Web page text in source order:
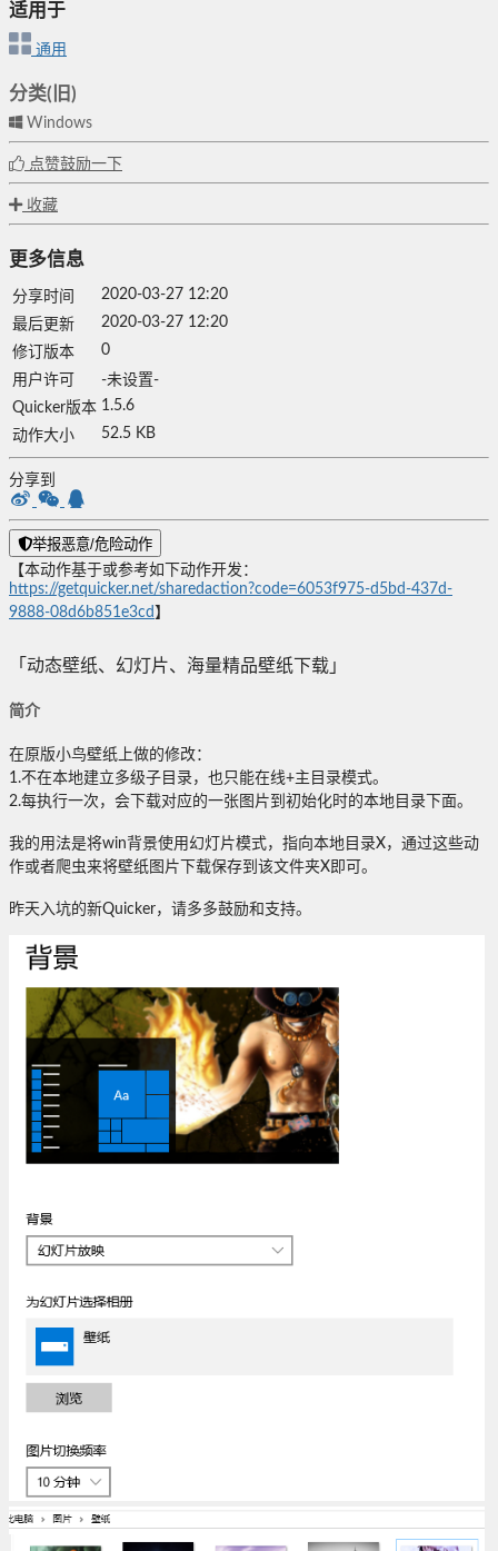
适用于
通用
分类(旧)
Windows
点赞鼓励一下
收藏
更多信息
分享时间
2020-03-27 12:20
最后更新
2020-03-27 12:20
修订版本
0
用户许可
-未设置-
Quicker版本 1.5.6
动作大小
52.5 KB
分享到
举报恶意/危险动作
【本动作基于或参考如下动作开发：
https://getquicker.net/sharedaction?code=6053f975-d5bd-437d-
9888-08d6b851e3cd 】
「动态壁纸、幻灯片、海量精品壁纸下载」
简介
在原版小鸟壁纸上做的修改：
1.不在本地建立多级子目录，也只能在线+主目录模式。
2.每执行一次，会下载对应的一张图片到初始化时的本地目录下面。
我的用法是将win背景使用幻灯片模式，指向本地目录X，通过这些动
作或者爬虫来将壁纸图片下载保存到该文件夹X即可。
昨天入坑的新Quicker，请多多鼓励和支持。